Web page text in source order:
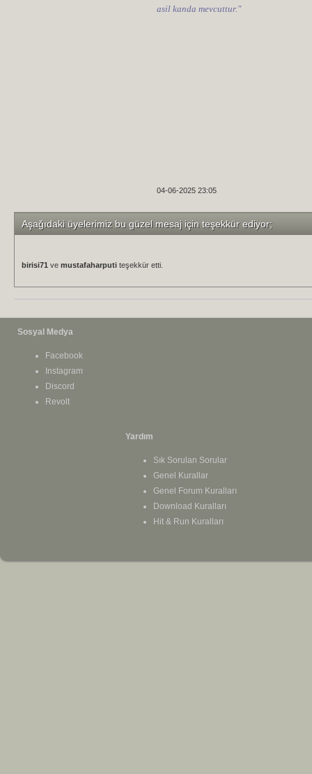
asil kanda mevcuttur."
04-06-2025 23:05
Aşağıdaki üyelerimiz bu güzel mesaj için teşekkür ediyor;
birisi71 ve mustafaharputi teşekkür etti.
Sosyal Medya
Facebook
Instagram
Discord
Revolt
Yardım
Sık Sorulan Sorular
Genel Kurallar
Genel Forum Kuralları
Download Kuralları
Hit & Run Kuralları